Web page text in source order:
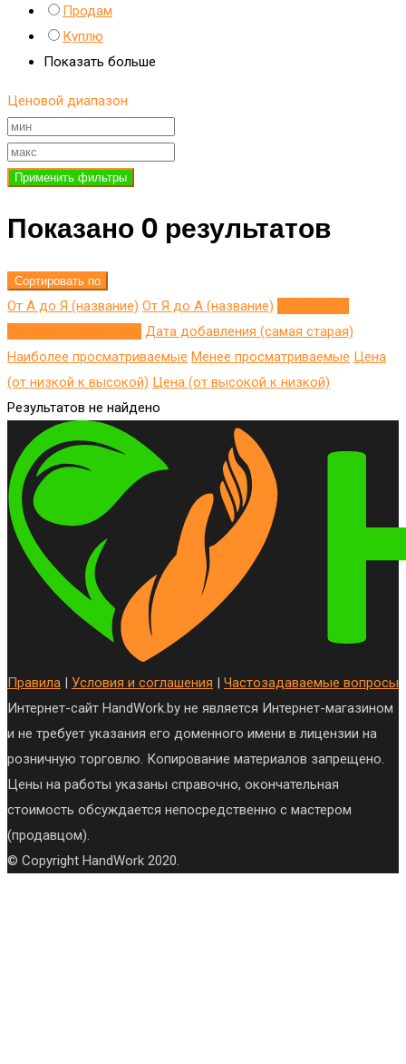
Продам
Куплю
Показать больше
Ценовой диапазон
Применить фильтры
Показано 0 результатов
Сортировать по
От А до Я (название) От Я до A (название)
Дата добавления (самая старая)
Наиболее просматриваемые Менее просматриваемые Цена
(от низкой к высокой) Цена (от высокой к низкой)
Результатов не найдено
Правила | Условия и соглашения | Частозадаваемые вопросы
Интернет-сайт HandWork.by не является Интернет-магазином
и не требует указания его доменного имени в лицензии на
розничную торговлю. Копирование материалов запрещено.
Цены на работы указаны справочно, окончательная
стоимость обсуждается непосредственно с мастером
(продавцом).
© Copyright HandWork 2020.